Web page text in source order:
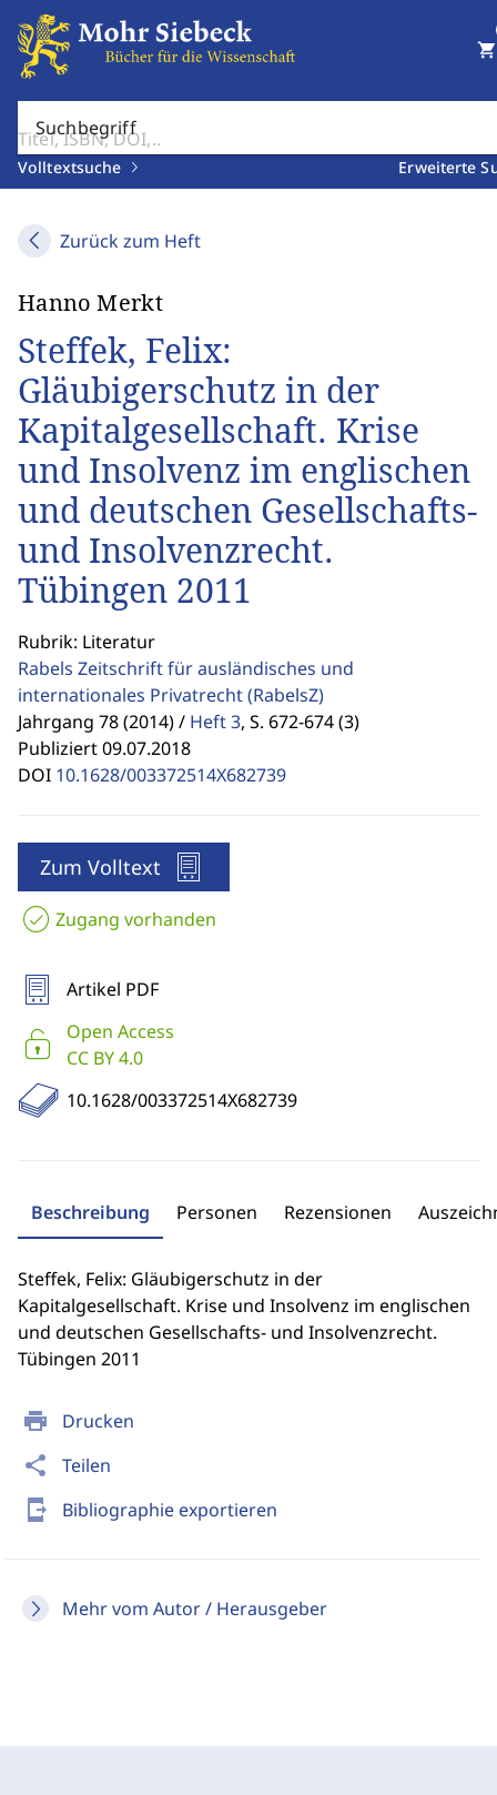
Suchbegriff
Volltextsuche Erweiterte
shopping_cart
Zurück zum Heft
print Drucken
share Teilen
send_to_mobile Bibliographie exportieren
Mehr vom Autor / Herausgeber
Hanno Merkt
Steffek, Felix:
Gläubigerschutz in der
Kapitalgesellschaft. Krise
und Insolvenz im englischen
und deutschen Gesellschafts-
und Insolvenzrecht.
Tübingen 2011
Rubrik: Literatur
Rabels Zeitschrift für ausländisches und
internationales Privatrecht(RabelsZ)
Jahrgang 78 (2014) / Heft 3, S. 672-674 (3)
Publiziert 09.07.2018
DOI 10.1628/003372514X682739
Zum Volltext
Zugang vorhanden
Artikel PDF
Open Access
CC BY 4.0
10.1628/003372514X682739
Beschreibung Personen Rezensionen
Steffek, Felix: Gläubigerschutz in der
Kapitalgesellschaft. Krise und Insolvenz im englischen
und deutschen Gesellschafts- und Insolvenzrecht.
Tübingen 2011